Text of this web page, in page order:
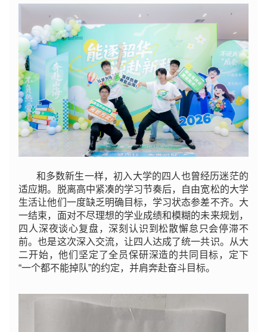
和多数新生一样，初入大学的四人也曾经历迷茫的
适应期。脱离高中紧凑的学习节奏后，自由宽松的大学
生活让他们一度缺乏明确目标，学习状态参差不齐。大
一结束，面对不尽理想的学业成绩和模糊的未来规划，
四人深夜谈心复盘，深刻认识到松散懈怠只会停滞不
前。也是这次深入交流，让四人达成了统一共识。从大
二开始，他们坚定了全员保研深造的共同目标，定下
“一个都不能掉队”的约定，并肩奔赴奋斗目标。